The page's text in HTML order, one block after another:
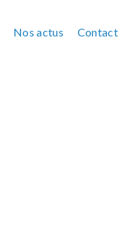
Nos actus Contact